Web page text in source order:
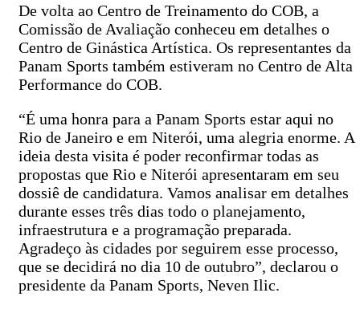
De volta ao Centro de Treinamento do COB, a
Comissão de Avaliação conheceu em detalhes o
Centro de Ginástica Artística. Os representantes da
Panam Sports também estiveram no Centro de Alta
Performance do COB.
“É uma honra para a Panam Sports estar aqui no
Rio de Janeiro e em Niterói, uma alegria enorme. A
ideia desta visita é poder reconfirmar todas as
propostas que Rio e Niterói apresentaram em seu
dossiê de candidatura. Vamos analisar em detalhes
durante esses três dias todo o planejamento,
infraestrutura e a programação preparada.
Agradeço às cidades por seguirem esse processo,
que se decidirá no dia 10 de outubro”, declarou o
presidente da Panam Sports, Neven Ilic.